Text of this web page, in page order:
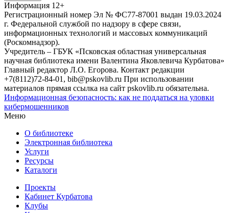
Информация 12+
Регистрационный номер Эл № ФС77-87001 выдан 19.03.2024
г. Федеральной службой по надзору в сфере связи,
информационных технологий и массовых коммуникаций
(Роскомнадзор).
Учредитель – ГБУК «Псковская областная универсальная
научная библиотека имени Валентина Яковлевича Курбатова»
Главный редактор Л.О. Егорова. Контакт редакции
+7(8112)72-84-01, bib@pskovlib.ru При использовании
материалов прямая ссылка на сайт pskovlib.ru обязательна.
Информационная безопасность: как не поддаться на уловки
кибермошенников
Меню
О библиотеке
Электронная библиотека
Услуги
Ресурсы
Каталоги
Проекты
Кабинет Курбатова
Клубы